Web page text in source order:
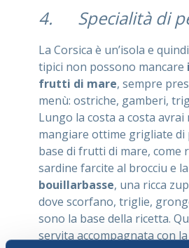
4. Specialità di
La Corsica è un’isola e
tipici non possono mancare
frutti di mare, sempre
menù: ostriche, gamberi,
Lungo la costa a costa avrai
mangiare ottime grigliate di
base di frutti di mare, come
sardine farcite al brocciu e
bouillarbasse, una ricca
dove scorfano, triglie,
sono la base della ricetta.
servita accompagnata con la